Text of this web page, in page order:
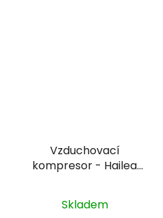
Vzduchovací
kompresor - Hailea
Skladem